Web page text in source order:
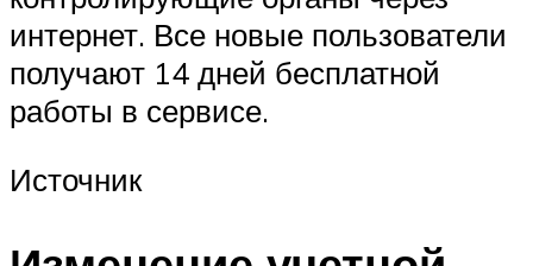
интернет. Все новые пользователи
получают 14 дней бесплатной
работы в сервисе.
Источник